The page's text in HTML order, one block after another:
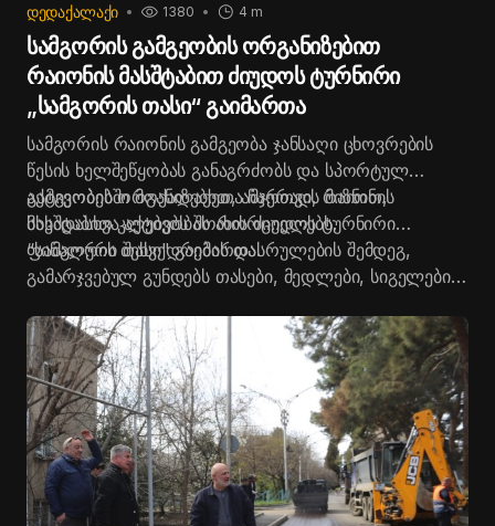
ᲓᲔᲓᲐᲥᲐᲚᲐᲥᲘ 4 m
1380
სამგორის გამგეობის ორგანიზებით
რაიონის მასშტაბით ძიუდოს ტურნირი
„სამგორის თასი“ გაიმართა
სამგორის რაიონის გამგეობა ჯანსაღი ცხოვრების
წესის ხელშეწყობას განაგრძობს და სპორტულ
აქტივობებში მოქალაქეთა ჩართვის მიზნით,
სხვადასხვა აქტივობას ახორციელებს.
გამგეობის ორგანიზებით, ამჯერად, რაიონის
მასშტაბით კლუბებს შორის ძიუდოს ტურნირი
“სამგორის თასი" გაიმართა.
ფინალური შეხვედრების დასრულების შემდეგ,
გამარჯვებულ გუნდებს თასები, მედლები, სიგელები
სამხარაძემ და ქვემო სამგორის მაჟორიტარმა
დეპუტატმა საკრებულოში ზაქარია წიკლაურმა
გადასცეს.